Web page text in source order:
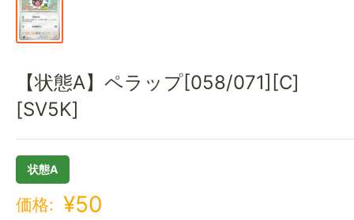
【状態A】ペラップ[058/071][C]
[SV5K]
状態A
価格: ¥50